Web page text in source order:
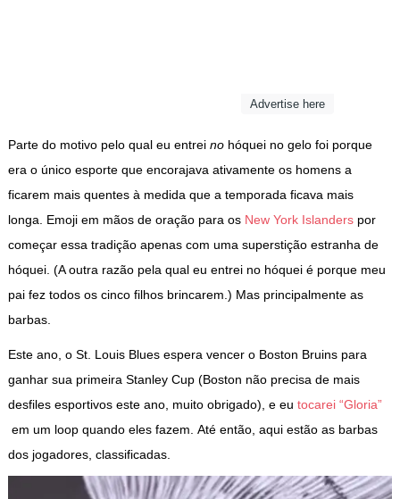
Advertise here
Parte do motivo pelo qual eu entrei nohóquei no gelo foi porque
era o único esporte que encorajava ativamente os homens a
ficarem mais quentes à medida que a temporada ficava mais
longa. Emoji em mãos de oração para os New York Islanderspor
começar essa tradição apenas com uma superstição estranha de
hóquei. (A outra razão pela qual eu entrei no hóquei é porque meu
pai fez todos os cinco filhos brincarem.) Mas principalmente as
barbas.
Este ano, o St. Louis Blues espera vencer o Boston Bruins para
ganhar sua primeira Stanley Cup (Boston não precisa de mais
desfiles esportivos este ano, muito obrigado), e eu tocarei “Gloria”
em um loop quando eles fazem. Até então, aqui estão as barbas
dos jogadores, classificadas.